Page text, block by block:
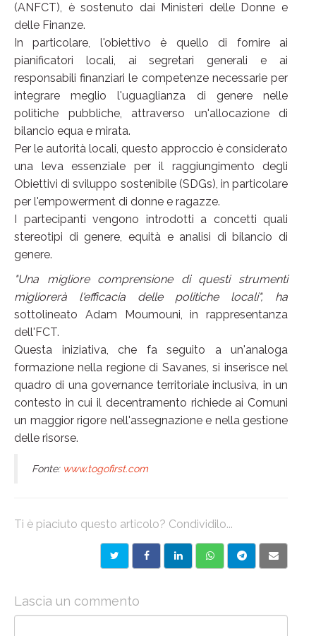
(ANFCT), è sostenuto dai Ministeri delle Donne e
delle Finanze.
In particolare, l'obiettivo è quello di fornire ai
pianificatori locali, ai segretari generali e ai
responsabili finanziari le competenze necessarie per
integrare meglio l'uguaglianza di genere nelle
politiche pubbliche, attraverso un'allocazione di
bilancio equa e mirata.
Per le autorità locali, questo approccio è considerato
una leva essenziale per il raggiungimento degli
Obiettivi di sviluppo sostenibile (SDGs), in particolare
per l'empowerment di donne e ragazze.
I partecipanti vengono introdotti a concetti quali
stereotipi di genere, equità e analisi di bilancio di
genere.
"Una migliore comprensione di questi strumenti
migliorerà l'efficacia delle politiche locali", ha
sottolineato Adam Moumouni, in rappresentanza
dell'FCT.
Questa iniziativa, che fa seguito a un'analoga
formazione nella regione di Savanes, si inserisce nel
quadro di una governance territoriale inclusiva, in un
contesto in cui il decentramento richiede ai Comuni
un maggior rigore nell'assegnazione e nella gestione
delle risorse.
Fonte: www.togofirst.com
Ti è piaciuto questo articolo? Condividilo...
Lascia un commento